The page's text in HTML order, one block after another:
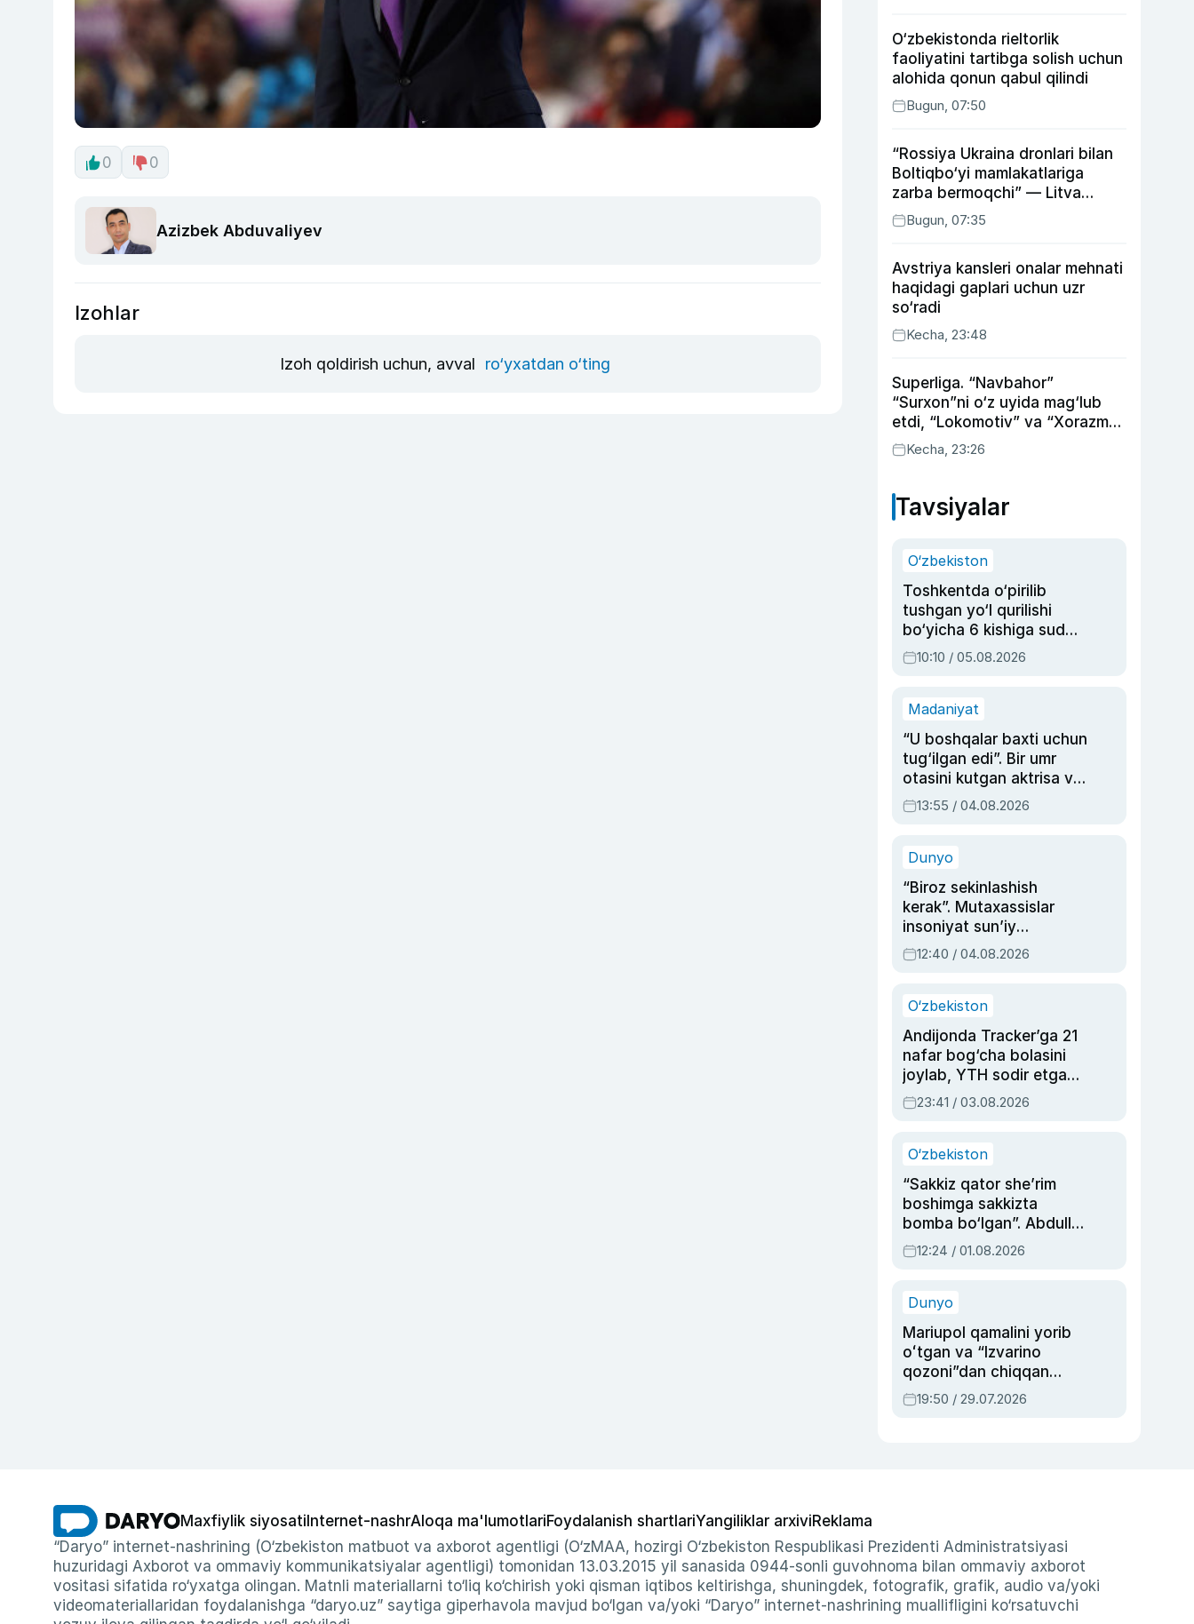
0 0
Azizbek Abduvaliyev
Izohlar
Izoh qoldirish uchun, avval ro‘yxatdan o‘ting
O‘zbekistonda rieltorlik
faoliyatini tartibga solish uchun
alohida qonun qabul qilindi
Bugun, 07:50
“Rossiya Ukraina dronlari bilan
Boltiqbo‘yi mamlakatlariga
zarba bermoqchi” — Litva
mudofaa vaziri
Bugun, 07:35
Avstriya kansleri onalar mehnati
haqidagi gaplari uchun uzr
so‘radi
Kecha, 23:48
Superliga. “Navbahor”
“Surxon”ni o‘z uyida mag‘lub
etdi, “Lokomotiv” va “Xorazm”
uyda g‘alaba qozondi
Kecha, 23:26
Tavsiyalar
O‘zbekiston
Toshkentda o‘pirilib
tushgan yo‘l qurilishi
bo‘yicha 6 kishiga sud
hukmi o‘qildi
10:10 / 05.08.2026
Madaniyat
“U boshqalar baxti uchun
tug‘ilgan edi”. Bir umr
otasini kutgan aktrisa va
dublyaj ustasi Rimma
Ahmedovaning
13:55 / 04.08.2026
Dunyo
“Biroz sekinlashish
kerak”. Mutaxassislar
insoniyat sun’iy
intellektni boshqara
olmay qolishidan xavotir
12:40 / 04.08.2026
O‘zbekiston
Andijonda Tracker’ga 21
nafar bog‘cha bolasini
joylab, YTH sodir etgan
ayolga sud hukmi o‘qildi
23:41 / 03.08.2026
O‘zbekiston
“Sakkiz qator she’rim
boshimga sakkizta
bomba bo‘lgan”. Abdulla
Oripovni siyosiy
ayblovlardan asrab
12:24 / 01.08.2026
Dunyo
Mariupol qamalini yorib
oʻtgan va “Izvarino
qozoni”dan chiqqan
qahramon — Ukraina
armiyasi bosh
19:50 / 29.07.2026
Maxfiylik siyosati Internet-nashrAloqa ma'lumotlariFoydalanish shartlariYangiliklar arxiviReklama
“Daryo” internet-nashrining (O‘zbekiston matbuot va axborot agentligi (O‘zMAA, hozirgi O‘zbekiston Respublikasi Prezidenti Administratsiyasi
huzuridagi Axborot va ommaviy kommunikatsiyalar agentligi) tomonidan 13.03.2015 yil sanasida 0944-sonli guvohnoma bilan ommaviy axborot
vositasi sifatida ro‘yxatga olingan. Matnli materiallarni to‘liq ko‘chirish yoki qisman iqtibos keltirishga, shuningdek, fotografik, grafik, audio va/yoki
videomateriallaridan foydalanishga “daryo.uz” saytiga giperhavola mavjud bo‘lgan va/yoki “Daryo” internet-nashrining muallifligini ko‘rsatuvchi